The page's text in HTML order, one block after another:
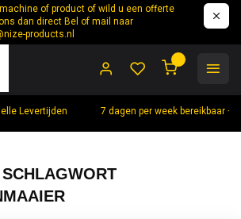
of product of wild u een offerte
dan direct Bel of mail naar
products.nl
Levertijden 7 dagen per week bereikbaar